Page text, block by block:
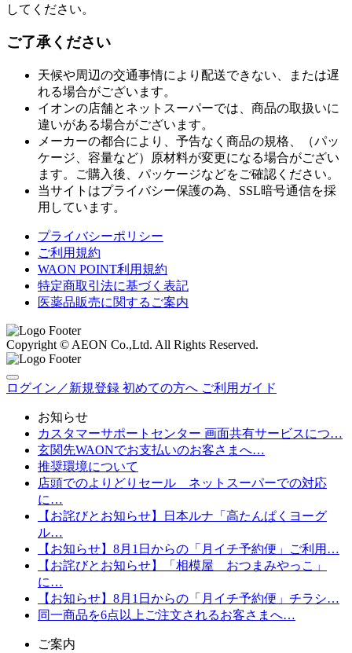
してください。
ご了承ください
天候や周辺の交通事情により配送できない、または遅
れる場合がございます。
イオンの店舗とネットスーパーでは、商品の取扱いに
違いがある場合がございます。
メーカーの都合により、予告なく商品の規格、（パッ
ケージ、容量など）原材料が変更になる場合がござい
ます。ご購入後、パッケージなどをご確認ください。
当サイトはプライバシー保護の為、SSL暗号通信を採
用しています。
プライバシーポリシー
ご利用規約
WAON POINT利用規約
特定商取引法に基づく表記
医薬品販売に関するご案内
Copyright © AEON Co.,Ltd. All Rights Reserved.
ログイン／新規登録 初めての方へ ご利用ガイド
お知らせ
カスタマーサポートセンター 画面共有サービスにつ…
玄関先WAONでお支払いのお客さまへ…
推奨環境について
店頭でのよりどりセール ネットスーパーでの対応
に…
【お詫びとお知らせ】日本ルナ「高たんぱくヨーグ
ル…
【お知らせ】8月1日からの「月イチ予約便」ご利用…
【お詫びとお知らせ】「相模屋 おつまみやっこ」
に…
【お知らせ】8月1日からの「月イチ予約便」チラシ…
同一商品を6点以上ご注文されるお客さまへ…
ご案内